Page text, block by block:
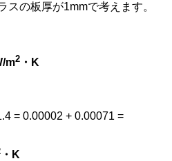
スの板厚が1mmで考えます。
m2 ・K
= 0.00002 + 0.00071 =
・K